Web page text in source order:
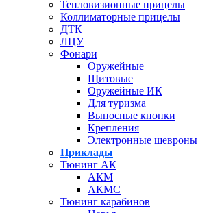
Тепловизионные прицелы
Коллиматорные прицелы
ДТК
ЛЦУ
Фонари
Оружейные
Щитовые
Оружейные ИК
Для туризма
Выносные кнопки
Крепления
Электронные шевроны
Приклады
Тюнинг АК
АКМ
АКМС
Тюнинг карабинов